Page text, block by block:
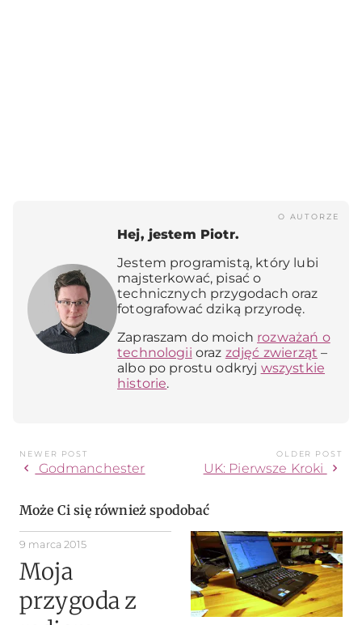
O AUTORZE
Hej, jestem Piotr.
Jestem programistą, który lubi
majsterkować, pisać o
technicznych przygodach oraz
fotografować dziką przyrodę.
Zapraszam do moich rozważań o
technologii oraz zdjęć zwierząt –
albo po prostu odkryj wszystkie
historie.
NEWER POST
chevron_left Godmanchester
OLDER POST
UK: Pierwsze Kroki chevron_right
Może Ci się również spodobać
9 marca 2015
Moja
przygoda z